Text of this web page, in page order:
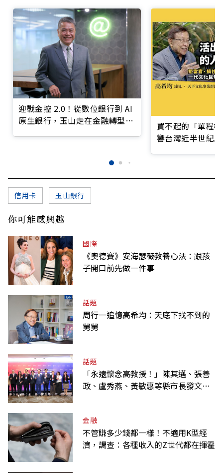
迎戰金控 2.0！從數位銀行到 AI
原生銀行，玉山走在金融轉型最
買不起的「單程
響台灣近半世紀
信用卡 玉山銀行
你可能感興趣
國際
《奧德賽》安海瑟薇教養心法：跟孩
子開口前先做一件事
話題
周行一追憶高希均：天底下找不到的
舅舅
話題
「永遠懷念高教授！」陳其邁、張善
政、盧秀燕、黃敏惠等縣市長發文弔
金融
不管賺多少錢都一樣！不適用K型經
濟，調查：各種收入的Z世代都在揮霍